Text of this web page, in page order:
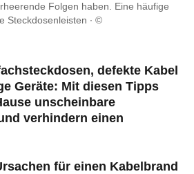
Folgen haben. Eine häufige
Steckdosenleisten
©
defekte Kabel
Geräte: Mit diesen Tipps
unscheinbare
verhindern einen
für einen Kabelbrand